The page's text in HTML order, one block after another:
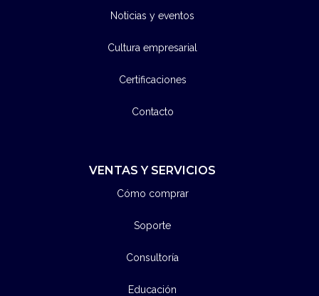
Noticias y eventos
Cultura empresarial
Certificaciones
Contacto
VENTAS Y SERVICIOS
Cómo comprar
Soporte
Consultoría
Educación